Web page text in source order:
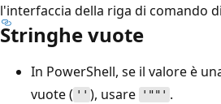
l'interfaccia della riga di comando
Stringhe vuote
In PowerShell, se il valore è
vuote ( '' ), usare '""' .